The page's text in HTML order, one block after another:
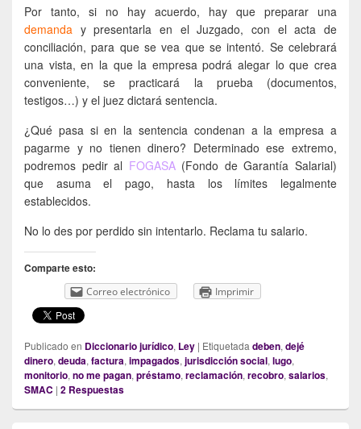
Por tanto, si no hay acuerdo, hay que preparar una
demanda y presentarla en el Juzgado, con el acta de
conciliación, para que se vea que se intentó. Se celebrará
una vista, en la que la empresa podrá alegar lo que crea
conveniente, se practicará la prueba (documentos,
testigos…) y el juez dictará sentencia.
¿Qué pasa si en la sentencia condenan a la empresa a
pagarme y no tienen dinero? Determinado ese extremo,
podremos pedir al FOGASA(Fondo de Garantía Salarial)
que asuma el pago, hasta los límites legalmente
establecidos.
No lo des por perdido sin intentarlo. Reclama tu salario.
Comparte esto:
Correo electrónico Imprimir
Publicado en Diccionario jurídico, Ley | Etiquetada deben, dejé
dinero, deuda, factura, impagados, jurisdicción social, lugo,
monitorio, no me pagan, préstamo, reclamación, recobro, salarios,
SMAC | 2 Respuestas